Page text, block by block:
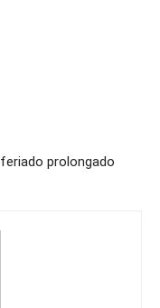
prolongado